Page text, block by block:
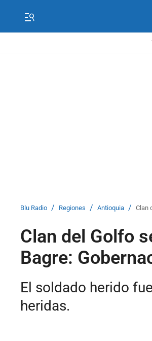
Blu Radio / Regiones / Antioquia / Clan
Clan del Golfo
Bagre:
El soldado herido
heridas.